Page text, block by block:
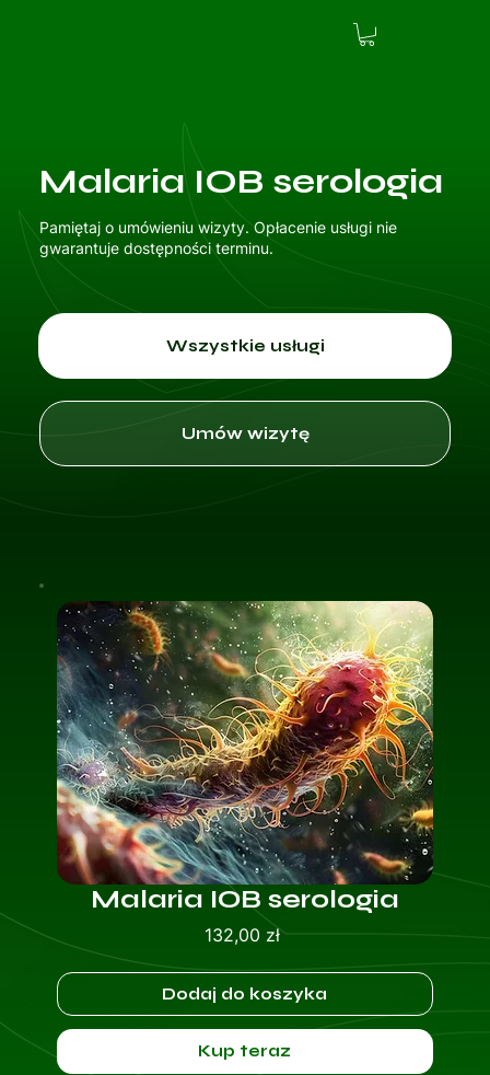
Malaria IOB serologia
Pamiętaj o umówieniu wizyty. Opłacenie usługi nie
gwarantuje dostępności terminu.
Wszystkie usługi
Umów wizytę
Malaria IOB serologia
132,00 złCena
Dodaj do koszyka
Kup teraz